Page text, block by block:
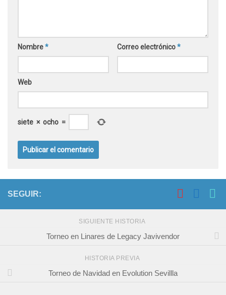
Nombre* Correo electrónico*
Web
siete × ocho =
SEGUIR:
SIGUIENTE HISTORIA
Torneo en Linares de Legacy Javivendor
HISTORIA PREVIA
Torneo de Navidad en Evolution Sevillla